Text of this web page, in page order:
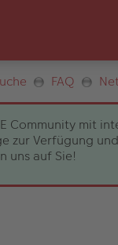
FAQ
Community mit
zur Verfügung
uns auf Sie!